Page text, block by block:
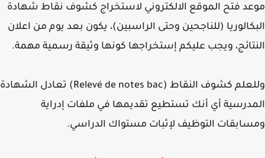
فتح الموقع الالكتروني لاستخراج كشوف نقاط شهادة
(للناجحين وحتى الراسبين)، يكون بعد يوم من اعلان
ويجب عليكم إستخراجها كونها وثيقة رسمية مهمة.
كشوف النقاط (Relevé de notes bac) تعادل الشهادة
أي أنك تستطيع تقديمها في ملفات إدراية
التوظيف لإثبات مستواك الدراسي.